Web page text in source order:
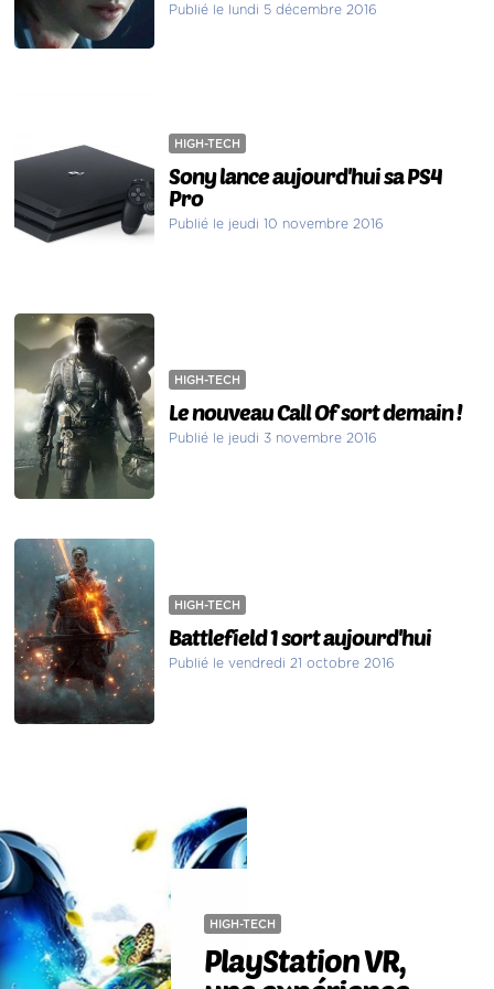
Publié le lundi 5 décembre 2016
HIGH-TECH
Sony lance aujourd'hui sa PS4
Pro
Publié le jeudi 10 novembre 2016
HIGH-TECH
Le nouveau Call Of sort demain !
Publié le jeudi 3 novembre 2016
HIGH-TECH
Battlefield 1 sort aujourd'hui
Publié le vendredi 21 octobre 2016
HIGH-TECH
PlayStation VR,